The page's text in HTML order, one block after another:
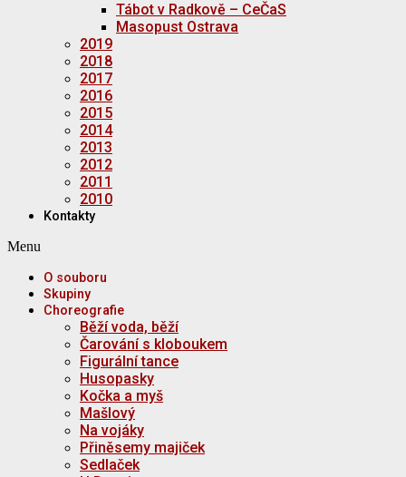
Tábot v Radkově – CeČaS
Masopust Ostrava
2019
2018
2017
2016
2015
2014
2013
2012
2011
2010
Kontakty
Menu
O souboru
Skupiny
Choreografie
Běží voda, běží
Čarování s kloboukem
Figurální tance
Husopasky
Kočka a myš
Mašlový
Na vojáky
Přiněsemy majiček
Sedlaček